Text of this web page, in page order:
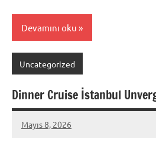
Devamını oku
Uncategorized
Dinner Cruise İstanbul
Mayıs 8, 2026
admin
Yorum